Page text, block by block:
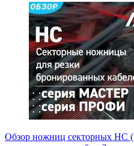
Обзор ножниц секторных НС